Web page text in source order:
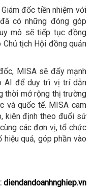
đốc tiền nhiệm với
có những đóng góp
mô sẽ tiếp tục đồng
tịch Hội đồng quản
MISA sẽ đẩy mạnh
AI để duy trì vị trí dẫn
thời mở rộng thị trường
và quốc tế. MISA cam
kiên định theo đuổi sứ
các đơn vị, tổ chức
hiệu quả, góp phần vào
diendandoanhnghiep.vn